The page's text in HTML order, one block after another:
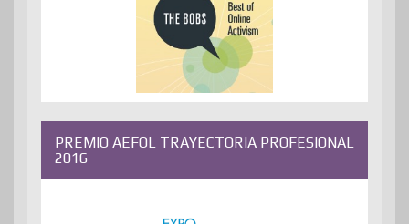
PREMIO AEFOL TRAYECTORIA PROFESIONAL
2016